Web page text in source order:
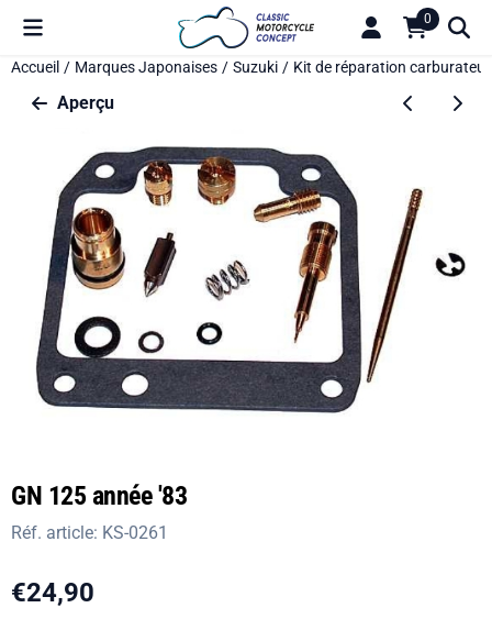
Préférences de cookies disponibles. Choisissez les paramètres
0
Accueil / Marques Japonaises / Suzuki / Kit de réparation carburateur
Aperçu
GN 125 année '83
Réf. article: KS-0261
€24,90